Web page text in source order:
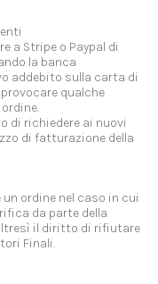
a Stripe o Paypal di
la banca
addebito sulla carta di
qualche
di richiedere ai nuovi
di fatturazione della
ordine nel caso in cui
da parte della
altresì il diritto di rifiutare
Finali.